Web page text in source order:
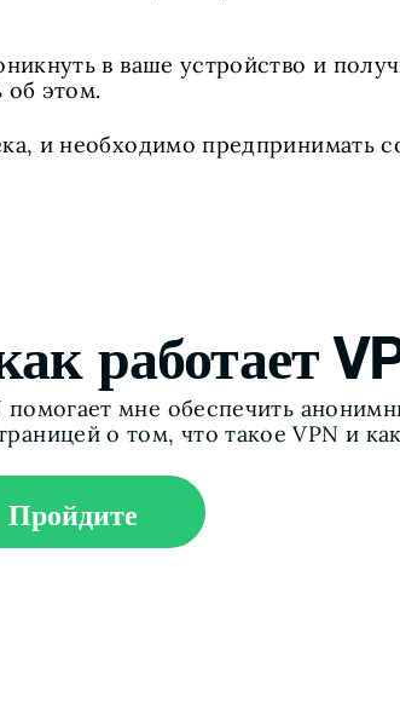
в ваше устройство и
об этом.
и необходимо предпринимать
работает
мне обеспечить
о том, что такое VPN и
Пройдите